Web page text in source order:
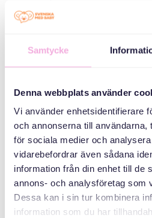
Samtycke
Denna webbplats använder
Vi använder enhetsidentifierare
och annonserna till användarna,
för sociala medier och
vidarebefordrar även sådana
information från din enhet till de
annons- och analysföretag som
Dessa kan i sin tur kombinera
information som du har
سه نسل ملاقات می
دهنده